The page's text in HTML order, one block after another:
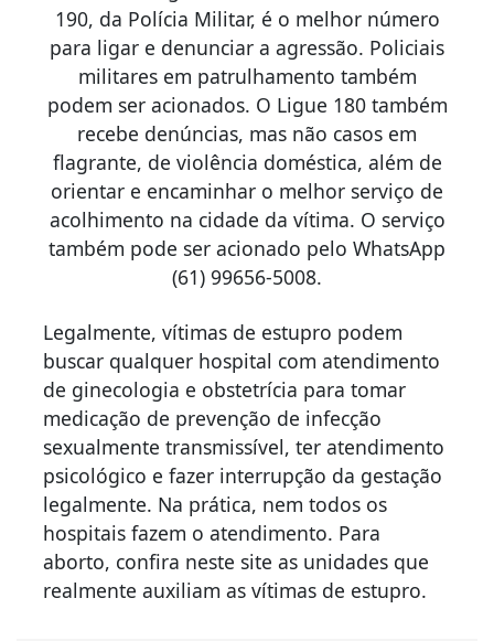
190, da Polícia Militar, é o melhor número
para ligar e denunciar a agressão. Policiais
militares em patrulhamento também
podem ser acionados. O Ligue 180 também
recebe denúncias, mas não casos em
flagrante, de violência doméstica, além de
orientar e encaminhar o melhor serviço de
acolhimento na cidade da vítima. O serviço
também pode ser acionado pelo WhatsApp
(61) 99656-5008.
Legalmente, vítimas de estupro podem
buscar qualquer hospital com atendimento
de ginecologia e obstetrícia para tomar
medicação de prevenção de infecção
sexualmente transmissível, ter atendimento
psicológico e fazer interrupção da gestação
legalmente. Na prática, nem todos os
hospitais fazem o atendimento. Para
aborto, confira neste site as unidades que
realmente auxiliam as vítimas de estupro.